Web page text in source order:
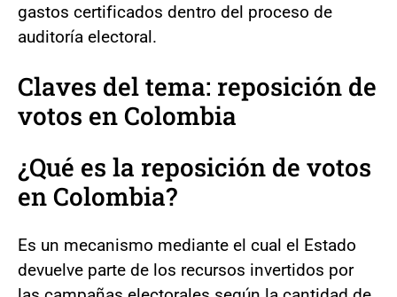
gastos certificados dentro del proceso de
auditoría electoral.
Claves del tema: reposición de
votos en Colombia
¿Qué es la reposición de votos
en Colombia?
Es un mecanismo mediante el cual el Estado
devuelve parte de los recursos invertidos por